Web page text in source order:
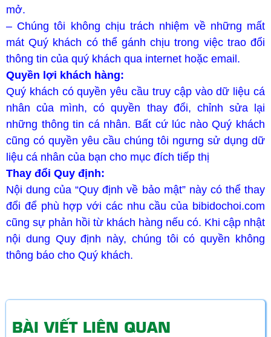
mở.
– Chúng tôi không chịu trách nhiệm về những mất
mát Quý khách có thể gánh chịu trong việc trao đổi
thông tin của quý khách qua internet hoặc email.
Quyền lợi khách hàng:
Quý khách có quyền yêu cầu truy cập vào dữ liệu cá
nhân của mình, có quyền thay đổi, chỉnh sửa lại
những thông tin cá nhân. Bất cứ lúc nào Quý khách
cũng có quyền yêu cầu chúng tôi ngưng sử dụng dữ
liệu cá nhân của bạn cho mục đích tiếp thị
Thay đổi Quy định:
Nội dung của “Quy định về bảo mật” này có thể thay
đổi để phù hợp với các nhu cầu của bibidochoi.com
cũng sự phản hồi từ khách hàng nếu có. Khi cập nhật
nội dung Quy định này, chúng tôi có quyền không
thông báo cho Quý khách.
BÀI VIẾT LIÊN QUAN